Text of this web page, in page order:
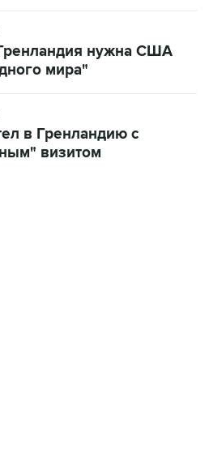
нужна США
мира"
в Гренландию с
визитом